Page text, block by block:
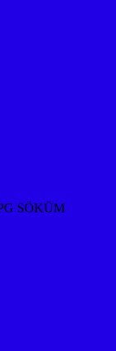
SÖKÜM